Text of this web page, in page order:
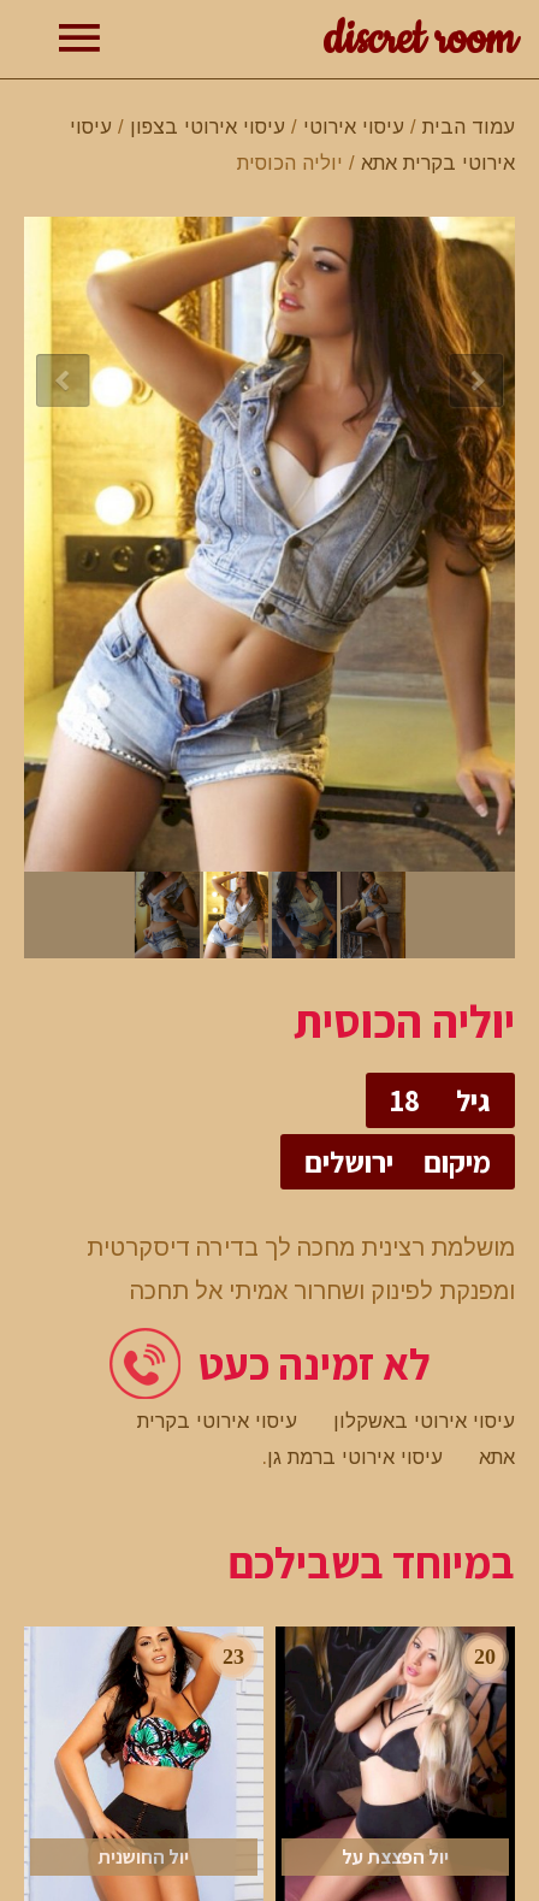
discret room
עמוד הבית / עיסוי אירוטי / עיסוי אירוטי בצפון / עיסוי
אירוטי בקרית אתא / יוליה הכוסית
יוליה הכוסית
גיל
18
מיקום
ירושלים
מושלמת רצינית מחכה לך בדירה דיסקרטית
ומפנקת לפינוק ושחרור אמיתי אל תחכה
לא זמינה כעט
עיסוי אירוטי באשקלון
עיסוי אירוטי בקרית
אתא
עיסוי אירוטי ברמת גן.
במיוחד בשבילכם
20
יול הפצצת על
23
יול החושנית